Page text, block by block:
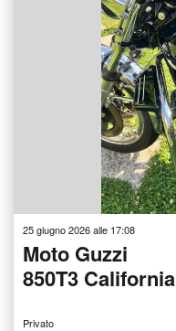
25 giugno 2026 alle 17:08
Moto Guzzi
850T3 California
Privato